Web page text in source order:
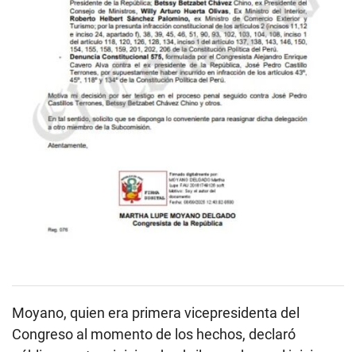
Moyano, quien era primera vicepresidenta del
Congreso al momento de los hechos, declaró